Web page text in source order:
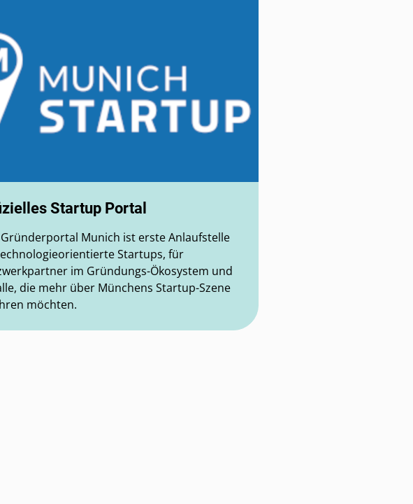
Startup Portal
Gründerportal Munich ist erste Anlaufstelle
Startups, für
im Gründungs-Ökosystem und
die mehr über Münchens Startup-Szene
möchten.